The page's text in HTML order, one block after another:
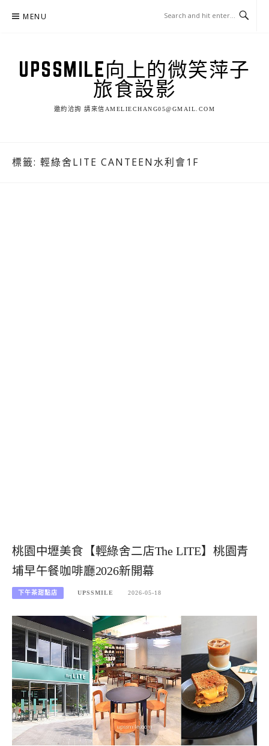
MENU
UPSSMILE向上的微笑萍子
旅食設影
邀約洽詢 請來信AMELIECHANG05@GMAIL.COM
標籤: 輕綠舍LITE CANTEEN水利會1F
桃園中壢美食【輕綠舍二店The LITE】桃園青
埔早午餐咖啡廳2026新開幕
下午茶甜點店 UPSSMILE 2026-05-18